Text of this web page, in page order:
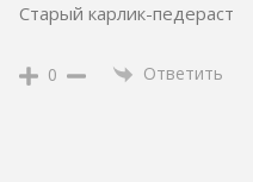
Старый карлик-педераст
0 Ответить